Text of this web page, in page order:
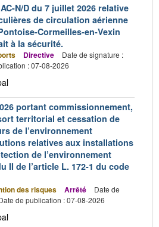
N/D du 7 juillet 2026 relative
de circulation aérienne
Cormeilles-en-Vexin
à la sécurité.
Directive
Date de signature :
: 07-08-2026
portant commissionnement,
territorial et cessation de
de l’environnement
relatives aux installations
de l’environnement
II de l’article L. 172-1 du code
des risques Arrêté
Date de
de publication : 07-08-2026